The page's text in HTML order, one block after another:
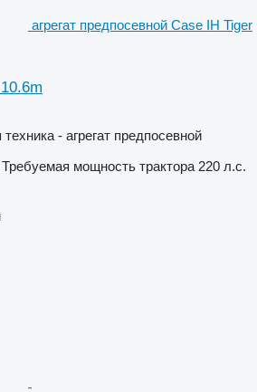
агрегат предпосевной Case IH Tiger
- агрегат предпосевной
Требуемая мощность трактора 220 л.с.